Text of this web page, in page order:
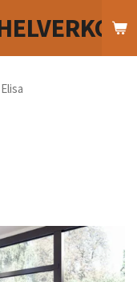
Elisa